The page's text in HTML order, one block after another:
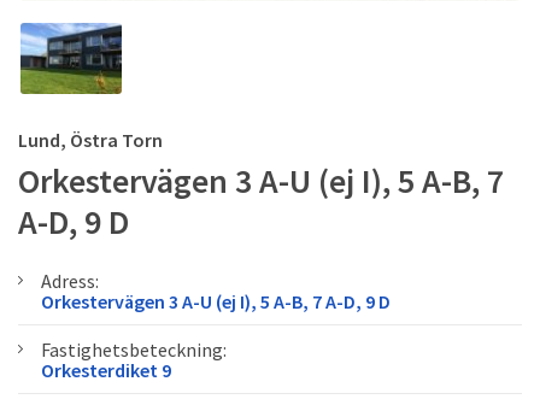
Lund, Östra Torn
Orkestervägen 3 A-U (ej I), 5 A-B, 7
A-D, 9 D
Adress:
Orkestervägen 3 A-U (ej I), 5 A-B, 7 A-D, 9 D
Fastighetsbeteckning:
Orkesterdiket 9